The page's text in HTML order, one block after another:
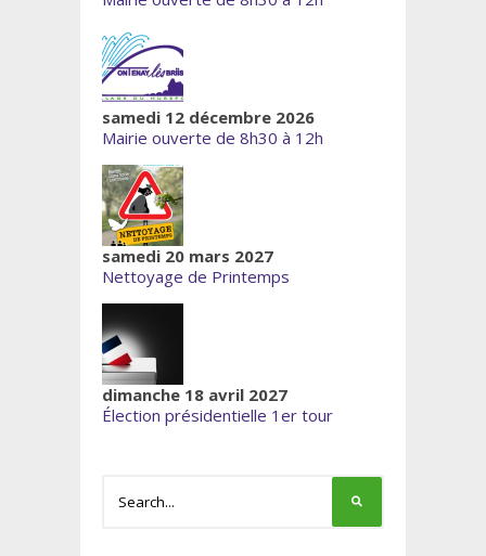
samedi 12 décembre 2026
Mairie ouverte de 8h30 à 12h
samedi 20 mars 2027
Nettoyage de Printemps
dimanche 18 avril 2027
Élection présidentielle 1er tour